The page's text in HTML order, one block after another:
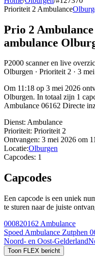
Prioriteit 2 Ambulance
Prio 2
ambulance
P2000 scanner en live
Olburgen · Prioriteit 2 · 3
Om 11:18 op 3 mei 2026
Olburgen. In totaal zijn 1
Ambulance 06162 Directe
Dienst: Ambulance
Prioriteit: Prioriteit 2
Ontvangen: 3 mei 2026 om
Locatie:Olburgen
Capcodes: 1
Capcodes
Een capcode is een uniek
te sturen naar de juiste
000820162 Ambulance
Spoed Ambulance Zutphen
Noord- en Oost-Gelderland
Toon FLEX bericht